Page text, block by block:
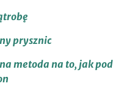
prysznic
metoda na to, jak